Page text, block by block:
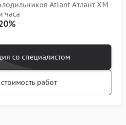
Atlant Атлант ХМ
часа
со специалистом
работ